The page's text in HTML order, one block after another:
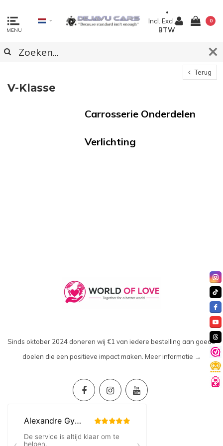
MENU
Incl. Excl.
BTW
0
Terug
V-Klasse
Carrosserie Onderdelen
Verlichting
Sinds oktober 2024 doneren wij €1 van iedere bestelling aan goede
doelen die een positieve impact maken. Meer informatie →